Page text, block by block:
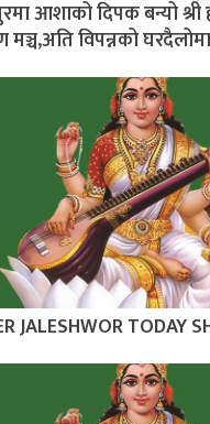
आशाको दिपक बन्यो श्री
विपन्नको घरदैलोमा
JALESHWOR TODAY